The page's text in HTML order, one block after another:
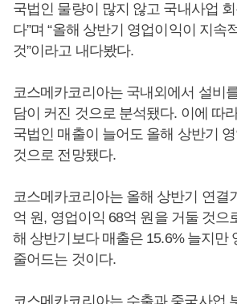
국법인 물량이 많지 않고 국내사업
다”며 “올해 상반기 영업이익이 지속
것”이라고 내다봤다.
코스메카코리아는 국내외에서 설비
담이 커진 것으로 분석됐다. 이에 따
국법인 매출이 늘어도 올해 상반기
것으로 전망됐다.
코스메카코리아는 올해 상반기 연결
억 원, 영업이익 68억 원을 거둘 것으
해 상반기보다 매출은 15.6% 늘지만
줄어드는 것이다.